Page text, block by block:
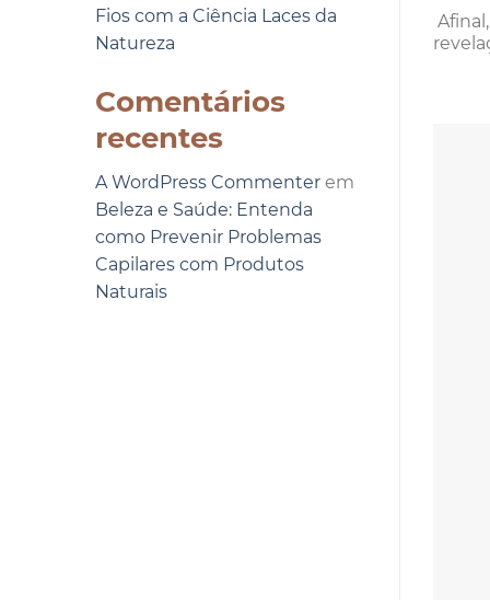
Fios com a Ciência Laces da
Natureza
Comentários
recentes
A WordPress Commenter em
Beleza e Saúde: Entenda
como Prevenir Problemas
Capilares com Produtos
Naturais